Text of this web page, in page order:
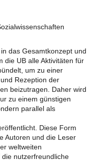
das Gesamtkonzept und
die UB alle Aktivitäten für
um zu einer
Rezeption der
beizutragen. Daher wird
zu einem günstigen
parallel als
Diese Form
Autoren und die Leser
weltweiten
nutzerfreundliche